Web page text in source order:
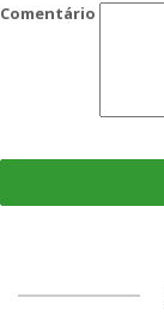
Comentário